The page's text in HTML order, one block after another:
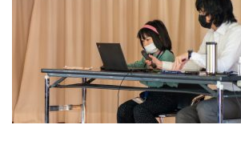
小中高校生向けクラス
QUREO初級クラス
QUREO中級クラス
電子工作部